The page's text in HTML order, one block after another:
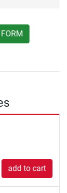
add to cart